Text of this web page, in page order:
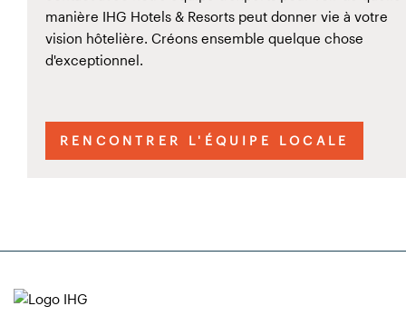
manière IHG Hotels & Resorts peut donner vie à votre
vision hôtelière. Créons ensemble quelque chose
d'exceptionnel.
RENCONTRER L'ÉQUIPE LOCALE